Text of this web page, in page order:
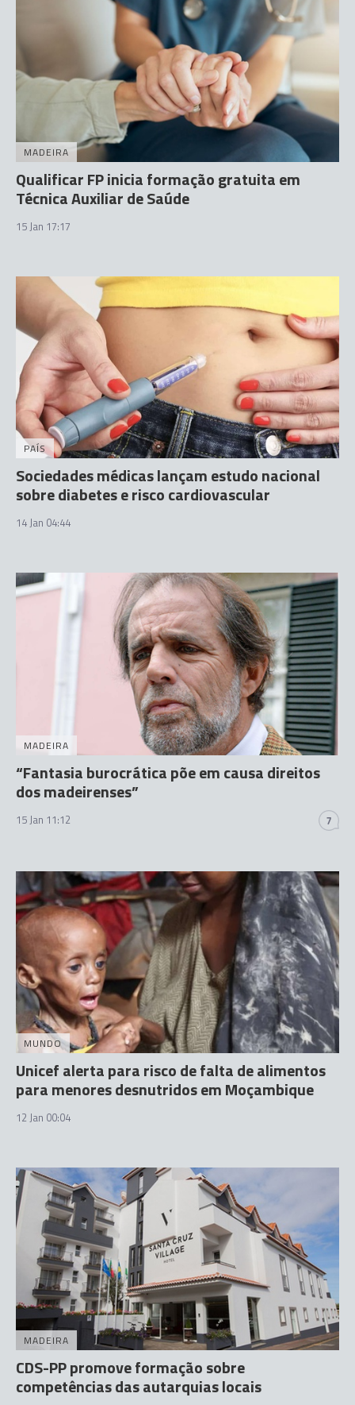
MADEIRA
Qualificar FP inicia formação gratuita em
Técnica Auxiliar de Saúde
15 Jan 17:17
PAÍS
Sociedades médicas lançam estudo nacional
sobre diabetes e risco cardiovascular
14 Jan 04:44
MADEIRA
“Fantasia burocrática põe em causa direitos
dos madeirenses”
15 Jan 11:12 7
MUNDO
Unicef alerta para risco de falta de alimentos
para menores desnutridos em Moçambique
12 Jan 00:04
MADEIRA
CDS-PP promove formação sobre
competências das autarquias locais